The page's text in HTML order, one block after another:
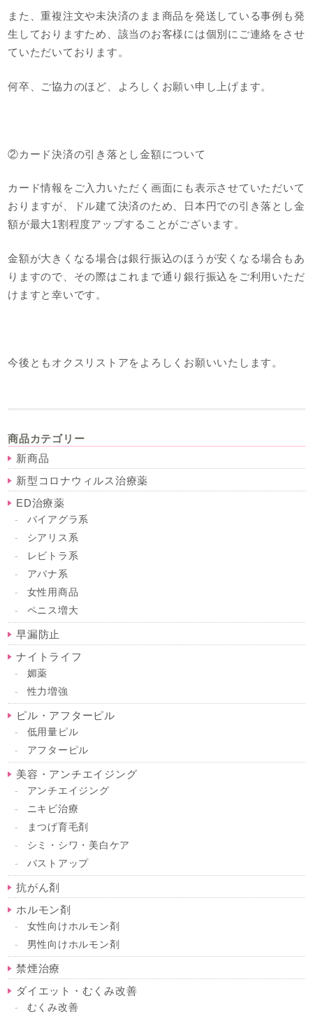
また、重複注文や未決済のまま商品を発送している事例も発
生しておりますため、該当のお客様には個別にご連絡をさせ
ていただいております。
何卒、ご協力のほど、よろしくお願い申し上げます。
②カード決済の引き落とし金額について
カード情報をご入力いただく画面にも表示させていただいて
おりますが、ドル建て決済のため、日本円での引き落とし金
額が最大1割程度アップすることがございます。
金額が大きくなる場合は銀行振込のほうが安くなる場合もあ
りますので、その際はこれまで通り銀行振込をご利用いただ
けますと幸いです。
今後ともオクスリストアをよろしくお願いいたします。
商品カテゴリー
新商品
新型コロナウィルス治療薬
ED治療薬
バイアグラ系
シアリス系
レビトラ系
アバナ系
女性用商品
ペニス増大
早漏防止
ナイトライフ
媚薬
性力増強
ピル・アフターピル
低用量ピル
アフターピル
美容・アンチエイジング
アンチエイジング
ニキビ治療
まつげ育毛剤
シミ・シワ・美白ケア
バストアップ
抗がん剤
ホルモン剤
女性向けホルモン剤
男性向けホルモン剤
禁煙治療
ダイエット・むくみ改善
むくみ改善